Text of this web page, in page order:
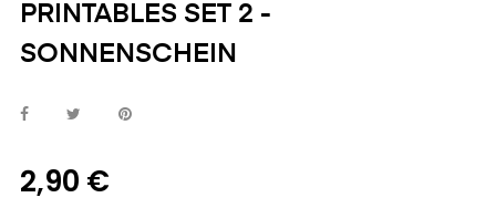
PRINTABLES SET 2 -
SONNENSCHEIN
2,90 €